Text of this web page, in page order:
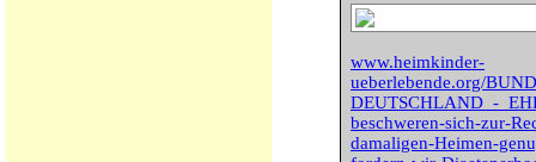
www.heimkinder-
ueberlebende.org/
DEUTSCHLAND_-
beschweren-sich-zur-
damaligen-Heimen-